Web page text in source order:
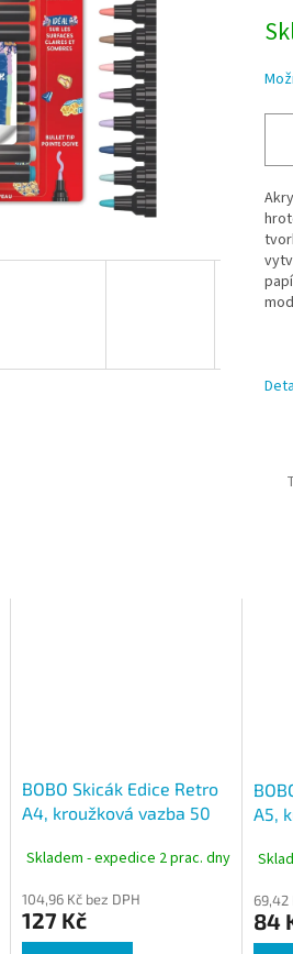
BOBO Skicák Edice Retro
A4, kroužková vazba 50
Skladem - expedice 2 prac. dny
104,96 Kč bez DPH
127 Kč
A5,
69,42
84